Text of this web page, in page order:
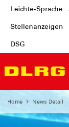
Leichte-Sprache
Stellenanzeigen
DSG
Home News Detail